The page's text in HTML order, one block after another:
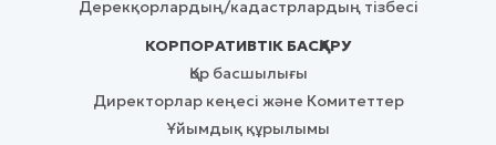
Дерекқорлардың/кадастрлардың тізбесі
КОРПОРАТИВТІК БАСҚАРУ
Қор басшылығы
Директорлар кеңесі және Комитеттер
Ұйымдық құрылымы